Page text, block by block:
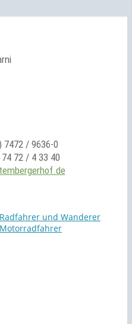
7472 / 9636-0
72 / 4 33 40
und Wanderer